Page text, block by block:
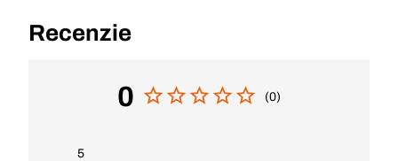
Recenzie
0 (0)
5